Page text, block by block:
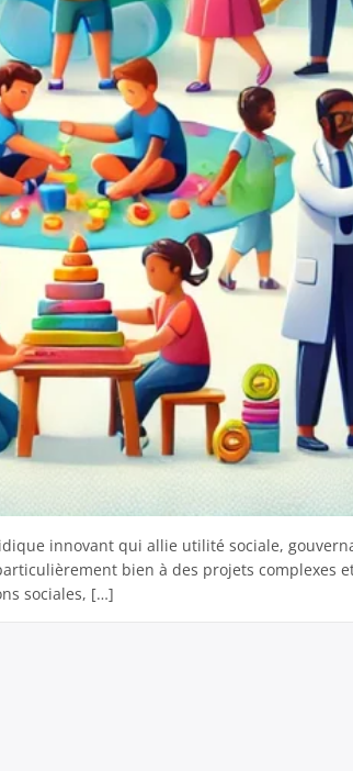
innovant qui allie utilité sociale,
bien à des projets complexes
sociales, […]